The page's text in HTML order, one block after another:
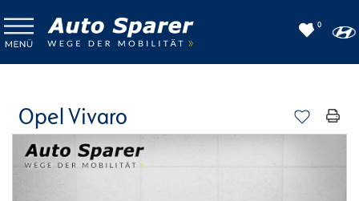
0
Opel Vivaro